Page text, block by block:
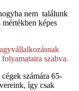
nem találunk
képes
szabva.
számára 65-
így csak